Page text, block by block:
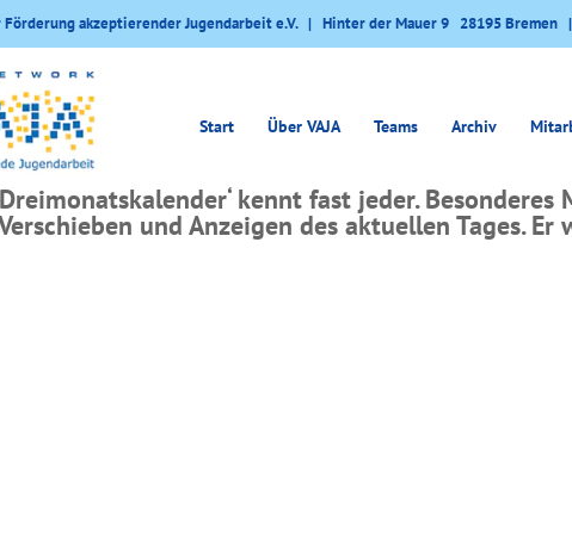
Förderung akzeptierender Jugendarbeit e.V. | Hinter der Mauer 9 28195 Bremen
Start Über VAJA Teams Archiv
kennt fast jeder.
und Anzeigen des aktuellen Tages.